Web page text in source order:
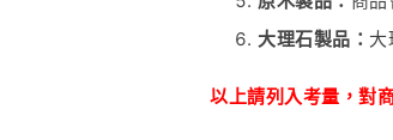
大理石製品： 大
以上請列入考量，對